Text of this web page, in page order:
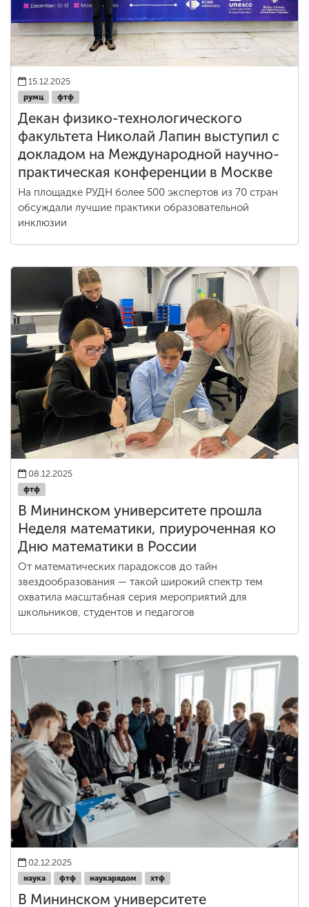
15.12.2025
румц фтф
Декан физико-технологического
факультета Николай Лапин выступил с
докладом на Международной научно-
практическая конференции в Москве
На площадке РУДН более 500 экспертов из 70 стран
обсуждали лучшие практики образовательной
инклюзии
08.12.2025
фтф
В Мининском университете прошла
Неделя математики, приуроченная ко
Дню математики в России
От математических парадоксов до тайн
звездообразования — такой широкий спектр тем
охватила масштабная серия мероприятий для
школьников, студентов и педагогов
02.12.2025
наука фтф наукарядом хтф
В Мининском университете